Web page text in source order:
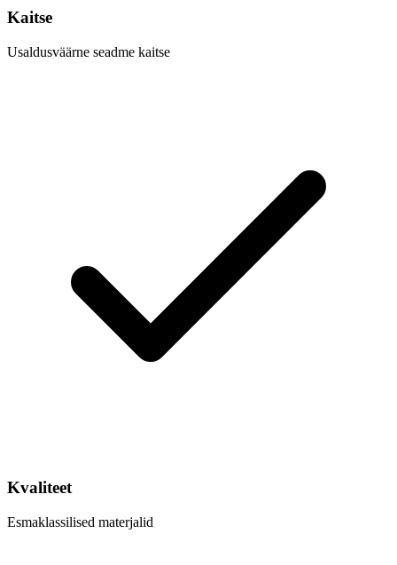
Kaitse
Usaldusväärne seadme kaitse
Kvaliteet
Esmaklassilised materjalid